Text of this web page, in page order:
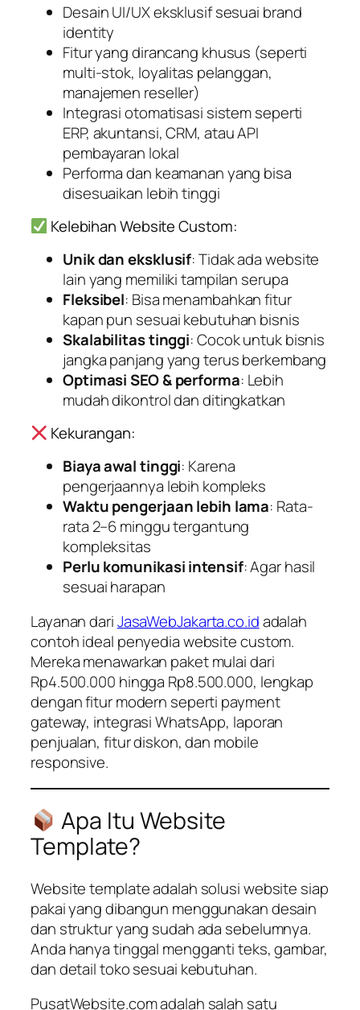
Desain UI/UX eksklusif sesuai brand
identity
Fitur yang dirancang khusus (seperti
multi-stok, loyalitas pelanggan,
manajemen reseller)
Integrasi otomatisasi sistem seperti
ERP, akuntansi, CRM, atau API
pembayaran lokal
Performa dan keamanan yang bisa
disesuaikan lebih tinggi
Kelebihan Website Custom:
Unik dan eksklusif: Tidak ada website
lain yang memiliki tampilan serupa
Fleksibel: Bisa menambahkan fitur
kapan pun sesuai kebutuhan bisnis
Skalabilitas tinggi: Cocok untuk bisnis
jangka panjang yang terus berkembang
Optimasi SEO & performa: Lebih
mudah dikontrol dan ditingkatkan
Kekurangan:
Biaya awal tinggi: Karena
pengerjaannya lebih kompleks
Waktu pengerjaan lebih lama: Rata-
rata 2–6 minggu tergantung
kompleksitas
Perlu komunikasi intensif: Agar hasil
sesuai harapan
Layanan dariJasaWebJakarta.co.idadalah
contoh ideal penyedia website custom.
Mereka menawarkan paket mulai dari
Rp4.500.000 hingga Rp8.500.000, lengkap
dengan fitur modern seperti payment
gateway, integrasi WhatsApp, laporan
penjualan, fitur diskon, dan mobile
responsive.
Apa Itu Website
Template?
Website template adalah solusi website siap
pakai yang dibangun menggunakan desain
dan struktur yang sudah ada sebelumnya.
Anda hanya tinggal mengganti teks, gambar,
dan detail toko sesuai kebutuhan.
PusatWebsite.com adalah salah satu